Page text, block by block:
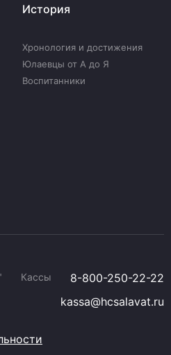
История
Хронология и достижения
Юлаевцы от А до Я
Воспитанники
Кассы
8-800-250-22-22
kassa@hcsalavat.ru